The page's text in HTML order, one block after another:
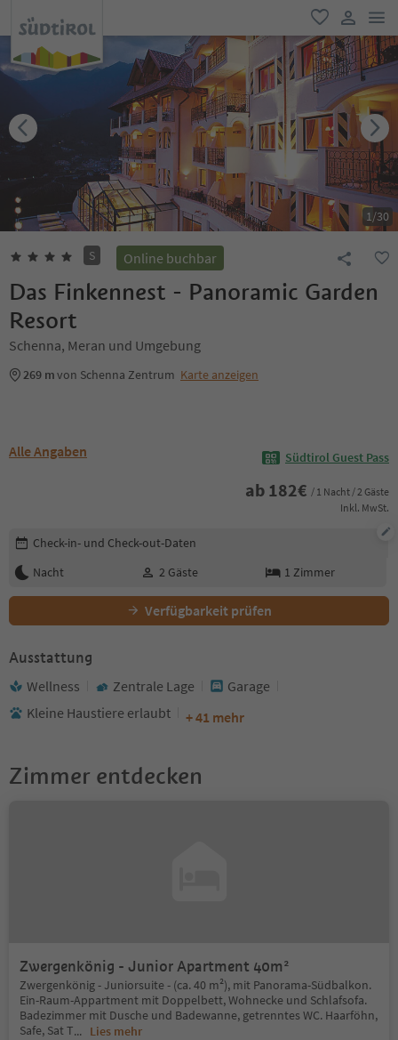
favorit
user link
1/30
S Online buchbar
Das Finkennest - Panoramic Garden
Resort
Schenna, Meran und Umgebung
269 mvon Schenna Zentrum Karte anzeigen
Alle Angaben Südtirol Guest Pass
ab 182€ / 1 Nacht / 2 Gäste
Inkl. MwSt.
Buchungsdetails bearbeiten
Check-in- und Check-out-Daten
Nacht
2 Gäste 1 Zimmer
Verfügbarkeit prüfen
Ausstattung
Wellness Zentrale Lage
Garage
Kleine Haustiere erlaubt
+ 41 mehr
Zimmer entdecken
Zwergenkönig - Junior Apartment 40m²
Zwergenkönig - Juniorsuite - (ca. 40 m²), mit Panorama-Südbalkon.
Ein-Raum-Appartment mit Doppelbett, Wohnecke und Schlafsofa.
Badezimmer mit Dusche und Badewanne, getrenntes WC. Haarföhn,
Safe, Sat T... Lies mehr